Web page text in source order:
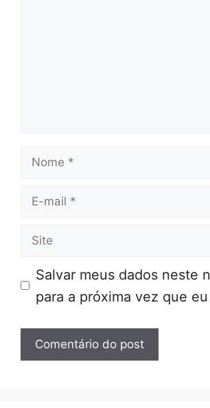
Nome
E-
Site
Salvar meus dados neste
para a próxima vez que